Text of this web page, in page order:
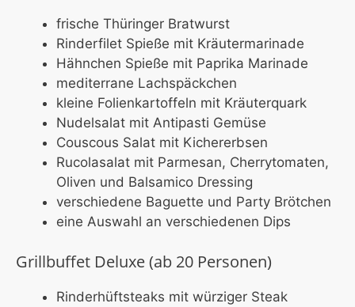
frische Thüringer Bratwurst
Rinderfilet Spieße mit Kräutermarinade
Hähnchen Spieße mit Paprika Marinade
mediterrane Lachspäckchen
kleine Folienkartoffeln mit Kräuterquark
Nudelsalat mit Antipasti Gemüse
Couscous Salat mit Kichererbsen
Rucolasalat mit Parmesan, Cherrytomaten,
Oliven und Balsamico Dressing
verschiedene Baguette und Party Brötchen
eine Auswahl an verschiedenen Dips
Grillbuffet Deluxe (ab 20 Personen)
Rinderhüftsteaks mit würziger Steak